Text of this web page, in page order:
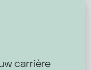
carrière